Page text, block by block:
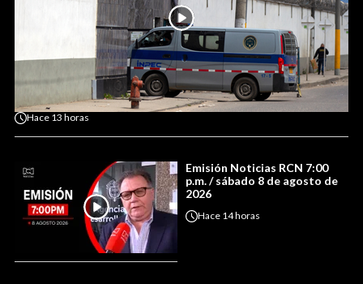
Hace 13 horas
Emisión Noticias RCN 7:00
p.m. / sábado 8 de agosto de
2026
Hace 14 horas